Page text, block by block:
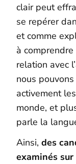
clair peut
se repérer
et comme
à
relation avec
nous
activement
monde, et
parle la
Ainsi,des
examinés